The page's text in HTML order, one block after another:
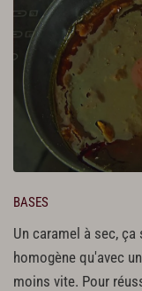
BASES
Un caramel à sec,
homogène qu'avec
moins vite. Pour